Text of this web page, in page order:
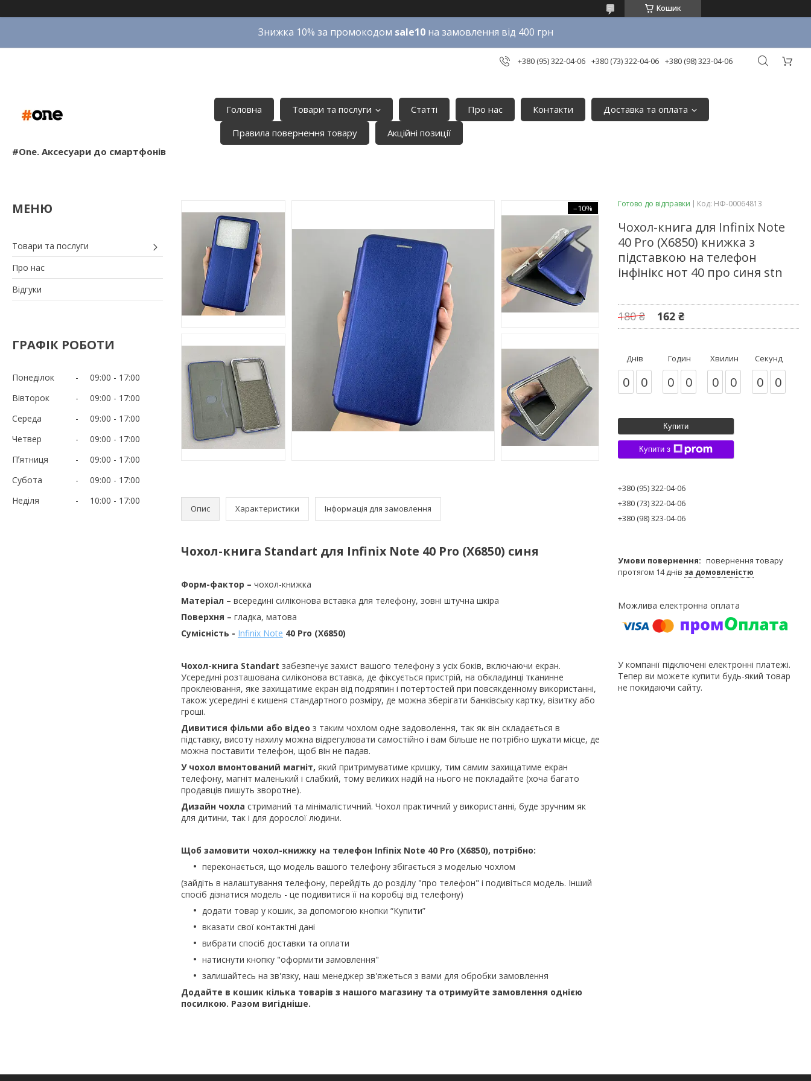
Кошик
Знижка 10% за промокодом sale10на замовлення від 400 грн
+380 (95) 322-04-06 +380 (73) 322-04-06 +380 (98) 323-04-06
#One. Аксесуари до смартфонів
Головна Товари та послуги Статті Про нас Контакти
Доставка та оплата
Правила повернення товару
Акційні позиції
Товари та послуги
Про нас
Відгуки
ГРАФІК РОБОТИ
Понеділок 09:00
17:00
Вівторок
09:00
17:00
Середа
09:00
17:00
Четвер
09:00
17:00
Пʼятниця
09:00
17:00
Субота
09:00
17:00
Неділя
10:00 17:00
–10%
Опис Характеристики Інформація для замовлення
Чохол-книга Standart для Infinix Note 40 Pro (X6850) синя
Форм-фактор – чохол-книжка
Матеріал – всередині силіконова вставка для телефону, зовні штучна шкіра
Поверхня – гладка, матова
Сумісність - Infinix Note 40 Pro (X6850)
Чохол-книга Standart забезпечує захист вашого телефону з усіх боків, включаючи екран.
Усередині розташована силіконова вставка, де фіксується пристрій, на обкладинці тканинне
проклеювання, яке захищатиме екран від подряпин і потертостей при повсякденному використанні,
також усередині є кишеня стандартного розміру, де можна зберігати банківську картку, візитку або
гроші.
Дивитися фільми або відео з таким чохлом одне задоволення, так як він складається в
підставку, висоту нахилу можна відрегулювати самостійно і вам більше не потрібно шукати місце, де
можна поставити телефон, щоб він не падав.
У чохол вмонтований магніт, який притримуватиме кришку, тим самим захищатиме екран
телефону, магніт маленький і слабкий, тому великих надій на нього не покладайте (хоча багато
продавців пишуть зворотне).
Дизайн чохла стриманий та мінімалістичний. Чохол практичний у використанні, буде зручним як
для дитини, так і для дорослої людини.
Щоб замовити чохол-книжку на телефон Infinix Note 40 Pro (X6850), потрібно:
переконається, що модель вашого телефону збігається з моделью чохлом
(зайдіть в налаштування телефону, перейдіть до розділу "про телефон" і подивіться модель. Інший
спосіб дізнатися модель - це подивитися її на коробці від телефону)
додати товар у кошик, за допомогою кнопки “Купити”
вказати свої контактні дані
вибрати спосіб доставки та оплати
натиснути кнопку "оформити замовлення"
залишайтесь на зв'язку, наш менеджер зв'яжеться з вами для обробки замовлення
Додайте в кошик кілька товарів з нашого магазину та отримуйте замовлення однією
посилкою. Разом вигідніше.
Готово до відправки Код: НФ-00064813
Чохол-книга для Infinix Note
40 Pro (X6850) книжка з
підставкою на телефон
інфінікс нот 40 про синя stn
180 ₴ 162 ₴
Днів
0 0
Годин
0 0
Хвилин
0 0
Секунд
0 0
Купити
Купити з
+380 (95) 322-04-06
+380 (73) 322-04-06
+380 (98) 323-04-06
повернення товару
протягом 14 днів за домовленістю
У компанії підключені електронні платежі.
Тепер ви можете купити будь-який товар
не покидаючи сайту.